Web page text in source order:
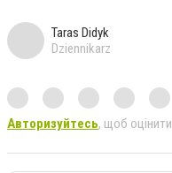
Taras Didyk
Dziennikarz
Авторизуйтесь, щоб оцінити